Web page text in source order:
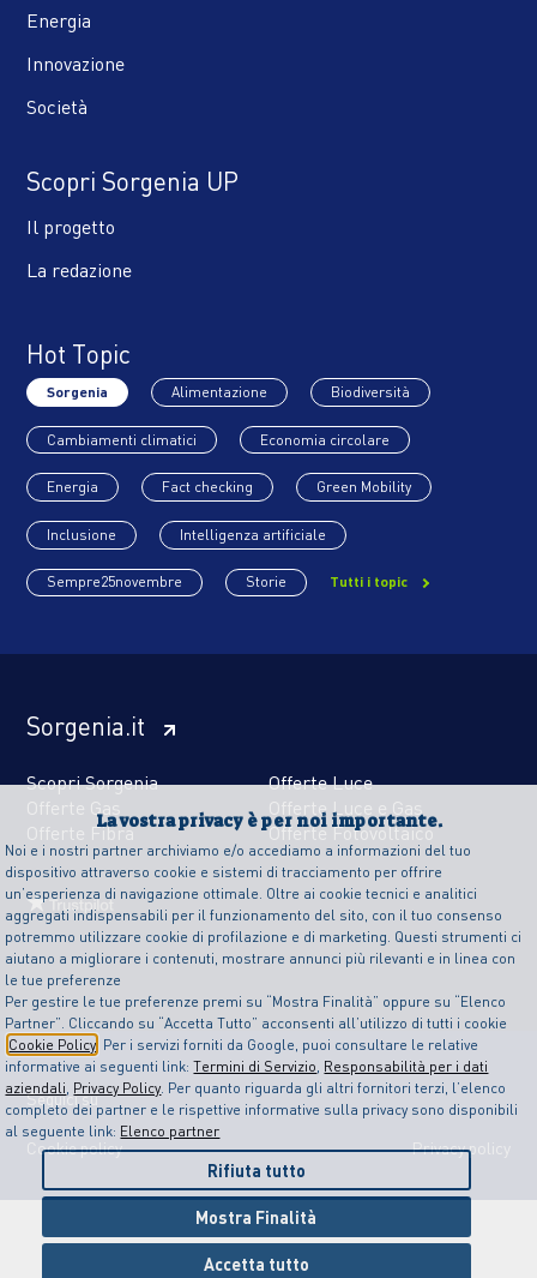
La vostra privacy è per noi importante.
Noi e i nostri partner archiviamo e/o accediamo a informazioni del tuo
dispositivo attraverso cookie e sistemi di tracciamento per offrire
un’esperienza di navigazione ottimale. Oltre ai cookie tecnici e analitici
aggregati indispensabili per il funzionamento del sito, con il tuo consenso
potremmo utilizzare cookie di profilazione e di marketing. Questi strumenti ci
aiutano a migliorare i contenuti, mostrare annunci più rilevanti e in linea con
le tue preferenze
Per gestire le tue preferenze premi su “Mostra Finalità” oppure su “Elenco
Partner”. Cliccando su “Accetta Tutto” acconsenti all’utilizzo di tutti i cookie
Cookie Policy . Per i servizi forniti da Google, puoi consultare le relative
informative ai seguenti link:Termini di Servizio, Responsabilità per i dati
aziendali, Privacy Policy. Per quanto riguarda gli altri fornitori terzi, l’elenco
completo dei partner e le rispettive informative sulla privacy sono disponibili
al seguente link: Elenco partner
Rifiuta tutto
Mostra Finalità
Accetta tutto
Energia
Innovazione
Società
Scopri Sorgenia UP
Il progetto
La redazione
Hot Topic
Sorgenia Alimentazione Biodiversità
Cambiamenti climatici Economia circolare
Energia Fact checking Green Mobility
Inclusione Intelligenza artificiale
Sempre25novembre Storie Tutti i topic
Sorgenia.it
Scopri Sorgenia
Offerte Luce
Offerte Gas
Offerte Luce e Gas
Offerte Fibra
Offerte Fotovoltaico
Seguici su
Cookie policy Privacy policy